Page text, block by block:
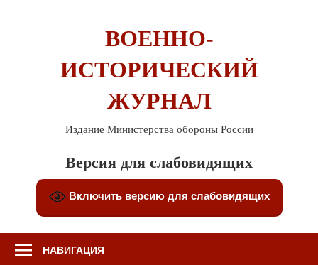
ВОЕННО-
ИСТОРИЧЕСКИЙ
ЖУРНАЛ
Издание Министерства обороны России
Версия для слабовидящих
Включить версию для слабовидящих
НАВИГАЦИЯ